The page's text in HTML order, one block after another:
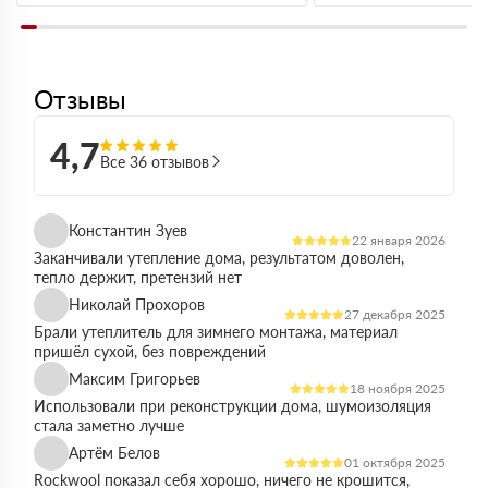
Отзывы
4,7Все 36 отзывов
Константин Зуев
22 января 2026
Заканчивали утепление дома, результатом доволен,
тепло держит, претензий нет
Николай Прохоров
27 декабря 2025
Брали утеплитель для зимнего монтажа, материал
пришёл сухой, без повреждений
Максим Григорьев
18 ноября 2025
Использовали при реконструкции дома, шумоизоляция
стала заметно лучше
Артём Белов
01 октября 2025
Rockwool показал себя хорошо, ничего не крошится,